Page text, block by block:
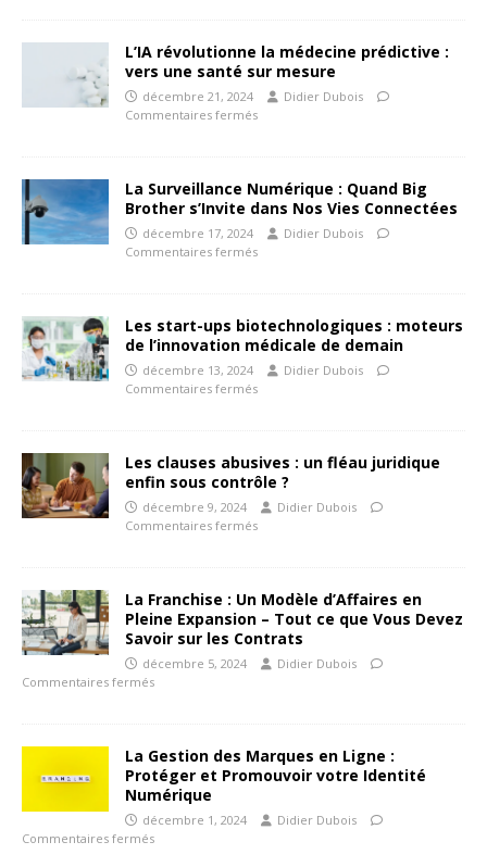
L’IA révolutionne la médecine prédictive :
vers une santé sur mesure
décembre 21, 2024
Didier Dubois
Commentaires fermés
La Surveillance Numérique : Quand Big
Brother s’Invite dans Nos Vies Connectées
décembre 17, 2024
Didier Dubois
Commentaires fermés
Les start-ups biotechnologiques : moteurs
de l’innovation médicale de demain
décembre 13, 2024
Didier Dubois
Commentaires fermés
Les clauses abusives : un fléau juridique
enfin sous contrôle ?
décembre 9, 2024
Didier Dubois
Commentaires fermés
La Franchise : Un Modèle d’Affaires en
Pleine Expansion – Tout ce que Vous Devez
Savoir sur les Contrats
décembre 5, 2024
Didier Dubois
Commentaires fermés
La Gestion des Marques en Ligne :
Protéger et Promouvoir votre Identité
Numérique
décembre 1, 2024
Didier Dubois
Commentaires fermés